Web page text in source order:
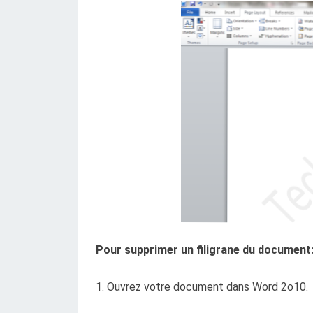
Pour supprimer un filigrane du document:
1. Ouvrez votre document dans Word 2o10.